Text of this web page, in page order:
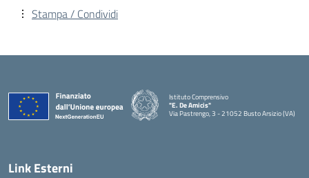
Stampa / Condividi
Istituto Comprensivo
"E. De Amicis"
Via Pastrengo, 3 - 21052 Busto Arsizio (VA)
Link Esterni